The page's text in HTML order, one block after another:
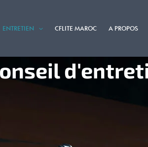
ENTRETIEN CFLITE MAROC A PROPOS